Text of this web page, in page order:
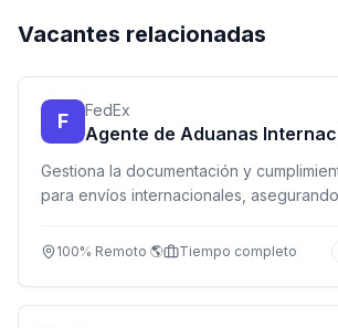
Vacantes relacionadas
F FedEx
Agente de Aduanas
Gestiona la documentación y
para envíos internacionales,
100% Remoto 🌎 Tiempo completo